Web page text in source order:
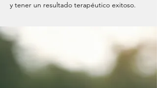
y tener un resultado terapéutico exitoso.